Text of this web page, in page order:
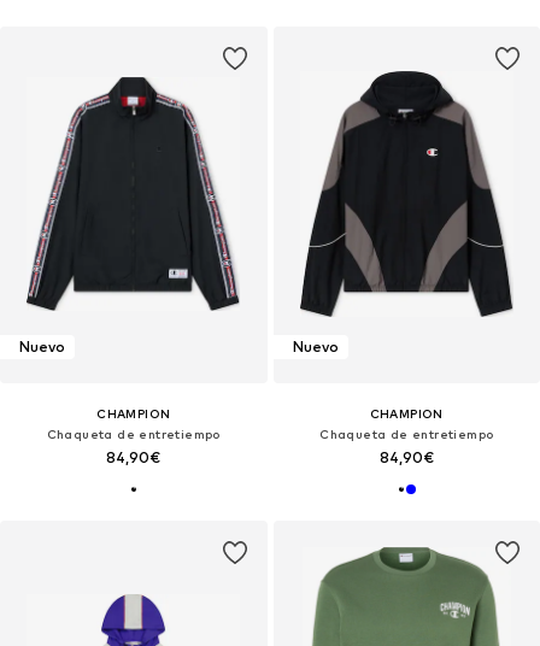
Nuevo
CHAMPION
Chaqueta de entretiempo
84,90€
Nuevo
CHAMPION
Chaqueta de entretiempo
84,90€